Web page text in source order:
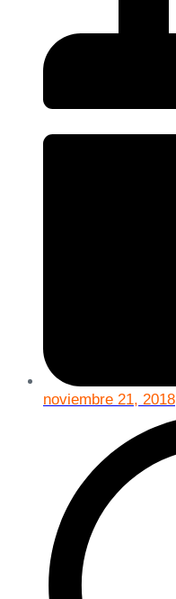
noviembre 21, 2018